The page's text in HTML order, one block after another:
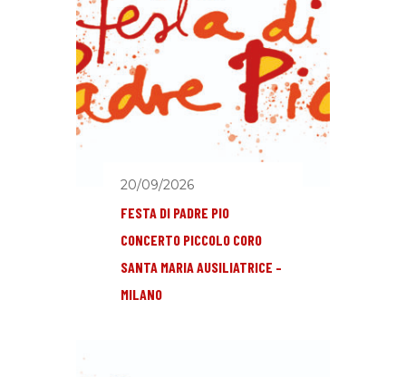
20/09/2026
FESTA DI PADRE PIO
CONCERTO PICCOLO CORO
SANTA MARIA AUSILIATRICE –
MILANO